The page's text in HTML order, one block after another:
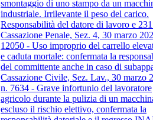
smontaggio di uno stampo da un
industriale. Irrilevante il peso del carico.
Responsabilità del datore di lavoro e
Cassazione Penale, Sez. 4, 30 marzo
12050 - Uso improprio del carrello
e caduta mortale: confermata la
del committente anche in caso di
Cassazione Civile, Sez. Lav., 30 marzo
n. 7634 - Grave infortunio del lavoratore
agricolo durante la pulizia di un
escluso il rischio elettivo, confermata la